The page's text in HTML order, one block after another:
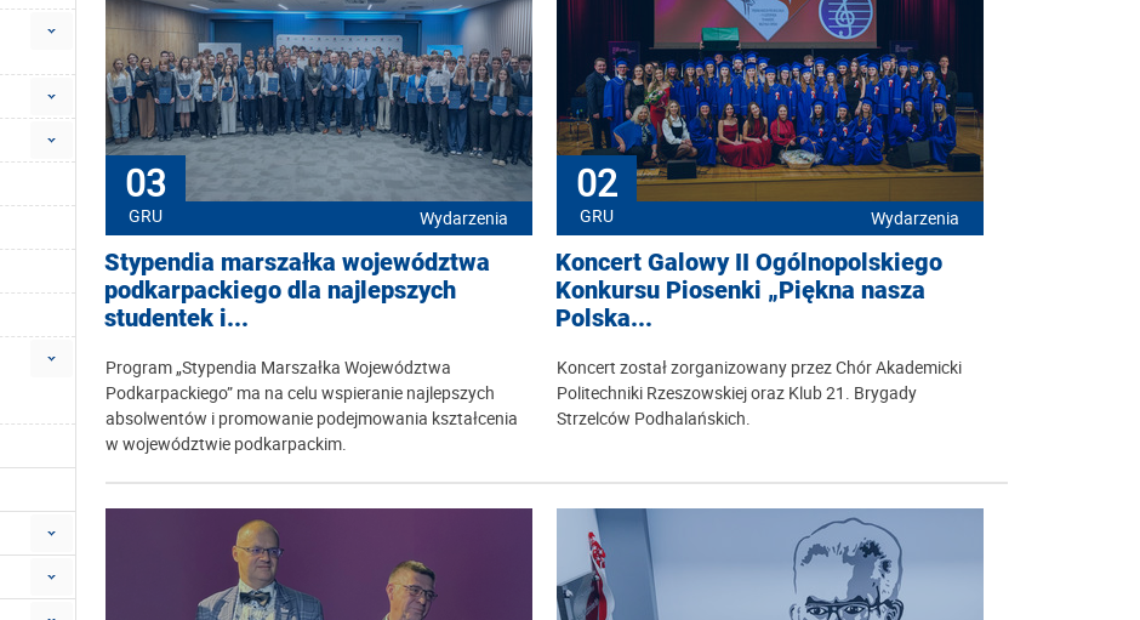
03
GRU Wydarzenia
Stypendia marszałka województwa
podkarpackiego dla najlepszych
studentek i...
Program „Stypendia Marszałka Województwa
Podkarpackiego” ma na celu wspieranie najlepszych
absolwentów i promowanie podejmowania kształcenia
w województwie podkarpackim.
02
GRU Wydarzenia
Koncert Galowy II Ogólnopolskiego
Konkursu Piosenki „Piękna nasza
Polska...
Koncert został zorganizowany przez Chór Akademicki
Politechniki Rzeszowskiej oraz Klub 21. Brygady
Strzelców Podhalańskich.